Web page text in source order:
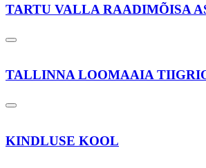
TARTU VALLA RAADIMÕISA
TALLINNA LOOMAAIA
KINDLUSE KOOL